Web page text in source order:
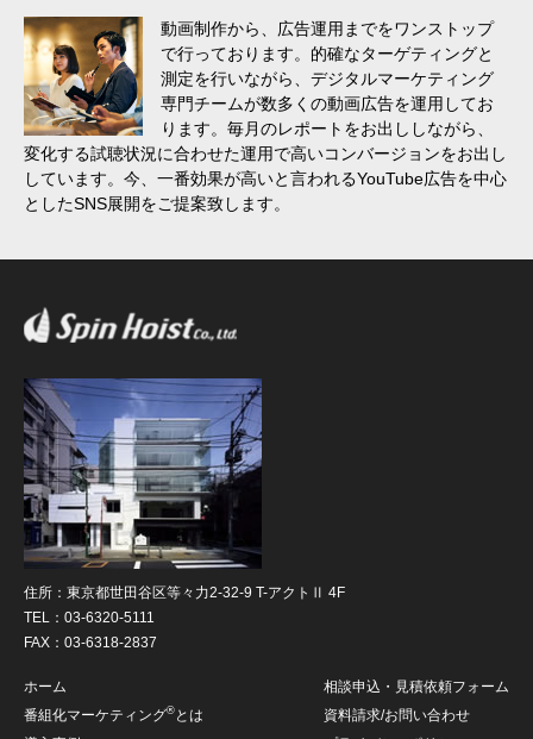
動画制作から、広告運用までをワンストップ
で行っております。的確なターゲティングと
測定を行いながら、デジタルマーケティング
専門チームが数多くの動画広告を運用してお
ります。毎月のレポートをお出ししながら、
変化する試聴状況に合わせた運用で高いコンバージョンをお出し
しています。今、一番効果が高いと言われるYouTube広告を中心
としたSNS展開をご提案致します。
住所：東京都世田谷区等々力2-32-9 T-アクトⅡ 4F
TEL：03-6320-5111
FAX：03-6318-2837
ホーム
番組化マーケティング® とは
相談申込・見積依頼フォーム
資料請求/お問い合わせ